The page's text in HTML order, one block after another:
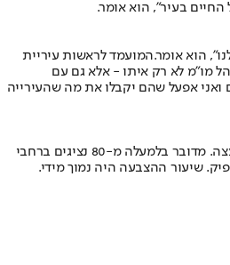
בעיר", הוא אומר.
הוא אומר.המועמד לראשות עיריית
מו"מ לא רק איתו - אלא גם עם
התנהלה לא נכון בקדנציה האחרונה. שלושה מנכ"לי עירייה התחלפו במהלך הקדנציה. בית שמש מתקרבת ל-200 אלף תושבים ואני אפעל שהם יקבלו את מה שהעירייה
בפרק דיברה גם אלה קאופמן, נציגת "חוזה חדש" למועצת קדימה צורן. היא מודה שהציבור הליברלי לאורך השנים נרדם בשמירה. "חוזה חדש רצה ב-26 רשויות והיא בכולן נכנסה למועצה. מדובר בלמעלה מ-80 נציגים ברחבי
שיעור ההצבעה היה נמוך מידי.